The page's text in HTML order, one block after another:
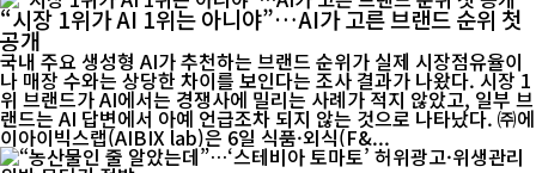
“시장 1위가 AI 1위는 아니야”…AI가 고른 브랜드 순위 첫
공개
국내 주요 생성형 AI가 추천하는 브랜드 순위가 실제 시장점유율이
나 매장 수와는 상당한 차이를 보인다는 조사 결과가 나왔다. 시장 1
위 브랜드가 AI에서는 경쟁사에 밀리는 사례가 적지 않았고, 일부 브
랜드는 AI 답변에서 아예 언급조차 되지 않는 것으로 나타났다. ㈜에
이아이빅스랩(AIBIX lab)은 6일 식품·외식(F&...